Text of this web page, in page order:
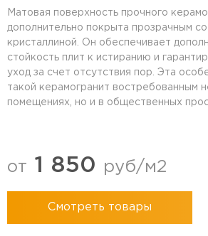
Матовая поверхность прочного
дополнительно покрыта прозрачным
кристаллиной. Он обеспечивает
стойкость плит к истиранию и
уход за счет отсутствия пор. Эта
такой керамогранит востребованным
помещениях, но и в общественных
от 1 850 руб/м2
Смотреть товары